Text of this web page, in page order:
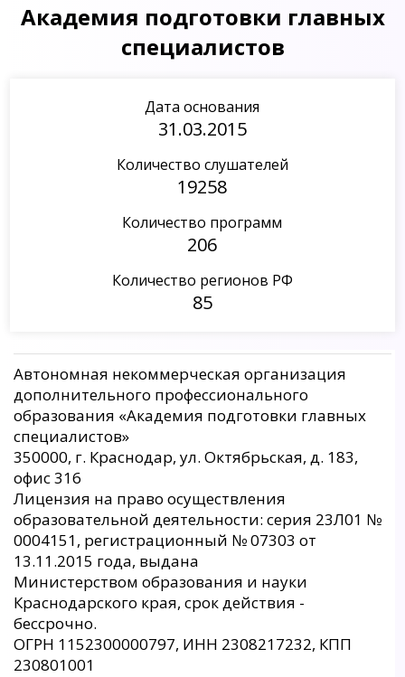
Академия подготовки главных
специалистов
Дата основания
31.03.2015
Количество слушателей
19258
Количество программ
206
Количество регионов РФ
85
Автономная некоммерческая организация
дополнительного профессионального
образования «Академия подготовки главных
специалистов»
350000, г. Краснодар, ул. Октябрьская, д. 183,
офис 316
Лицензия на право осуществления
образовательной деятельности: серия 23Л01 №
0004151, регистрационный № 07303 от
13.11.2015 года, выдана
Министерством образования и науки
Краснодарского края, срок действия -
бессрочно.
ОГРН 1152300000797, ИНН 2308217232, КПП
230801001